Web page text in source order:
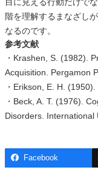
階を理解するまなざし
なるのです。
参考文献
・Krashen, S. (1982).
Acquisition. Pergamon
・Erikson, E. H.
・Beck, A. T. (1976).
Disorders. International
Facebook